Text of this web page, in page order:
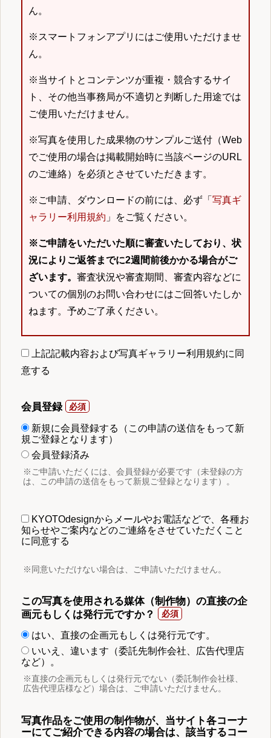
ん。
※スマートフォンアプリにはご使用いただけませ
ん。
※当サイトとコンテンツが重複・競合するサイ
ト、その他当事務局が不適切と判断した用途では
ご使用いただけません。
※写真を使用した成果物のサンプルご送付（Web
でご使用の場合は掲載開始時に当該ページのURL
のご連絡）を必須とさせていただきます。
※ご申請、ダウンロードの前には、必ず「 写真ギ
ャラリー利用規約 」をご覧ください。
※ご申請をいただいた順に審査いたしており、状
況によりご返答までに2週間前後かかる場合がご
ざいます。 審査状況や審査期間、審査内容などに
ついての個別のお問い合わせにはご回答いたしか
ねます。予めご了承ください。
上記記載内容および写真ギャラリー利用規約に同
意する
会員登録
新規に会員登録する（この申請の送信をもって新
規ご登録となります）
会員登録済み
※ご申請いただくには、会員登録が必要です（未登録の方
は、この申請の送信をもって新規ご登録となります）。
KYOTOdesignからメールやお電話などで、各種お
知らせやご案内などのご連絡をさせていただくこと
に同意する
※同意いただけない場合は、ご申請いただけません。
この写真を使用される媒体（制作物）の直接の企
画元もしくは発行元ですか？
はい、直接の企画元もしくは発行元です。
いいえ、違います（委託先制作会社、広告代理店
など）。
※直接の企画元もしくは発行元でない（委託制作会社様、
広告代理店様など）場合は、ご申請いただけません。
写真作品をご使用の制作物が、当サイト各コーナ
ーにてご紹介できる内容の場合は、該当するコー